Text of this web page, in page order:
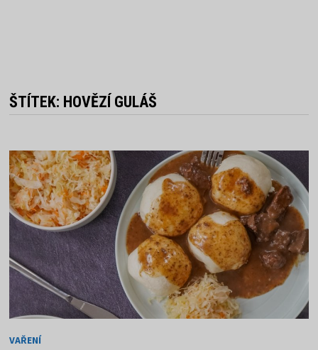
ŠTÍTEK: HOVĚZÍ GULÁŠ
VAŘENÍ